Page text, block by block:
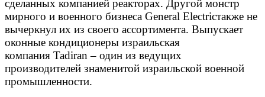
сделанных компанией реакторах. Другой монстр
мирного и военного бизнеса General Electricтакже не
вычеркнул их из своего ассортимента. Выпускает
оконные кондиционеры израильская
компания Tadiran – один из ведущих
производителей знаменитой израильской военной
промышленности.